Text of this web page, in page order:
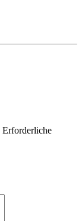
Erforderliche